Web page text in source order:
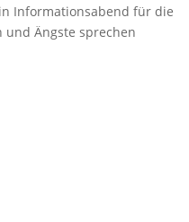
Informationsabend für die
Ängste sprechen